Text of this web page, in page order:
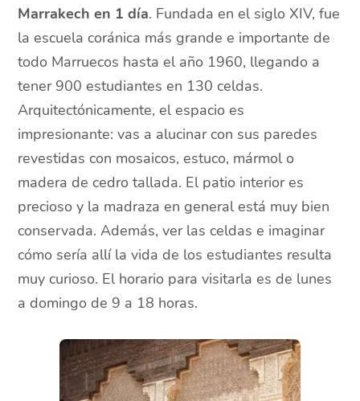
Marrakech en 1 día. Fundada en el siglo XIV, fue
la escuela coránica más grande e importante de
todo Marruecos hasta el año 1960, llegando a
tener 900 estudiantes en 130 celdas.
Arquitectónicamente, el espacio es
impresionante: vas a alucinar con sus paredes
revestidas con mosaicos, estuco, mármol o
madera de cedro tallada. El patio interior es
precioso y la madraza en general está muy bien
conservada. Además, ver las celdas e imaginar
cómo sería allí la vida de los estudiantes resulta
muy curioso. El horario para visitarla es de lunes
a domingo de 9 a 18 horas.